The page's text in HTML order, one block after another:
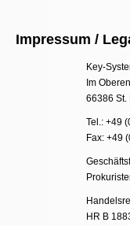
Impressum /
Key-
Im
66386 St.
Tel.: +49
Fax: +49
HR B